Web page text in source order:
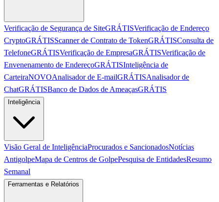
Verificação de Segurança de SiteGRÁTISVerificação de Endereço
CryptoGRÁTISScanner de Contrato de TokenGRÁTISConsulta de
TelefoneGRÁTISVerificação de EmpresaGRÁTISVerificação de
Envenenamento de EndereçoGRÁTISInteligência de
CarteiraNOVOAnalisador de E-mailGRÁTISAnalisador de
ChatGRÁTISBanco de Dados de AmeaçasGRÁTIS
Inteligência
Visão Geral de InteligênciaProcurados e SancionadosNotícias
AntigolpeMapa de Centros de GolpePesquisa de EntidadesResumo
Semanal
Ferramentas e Relatórios